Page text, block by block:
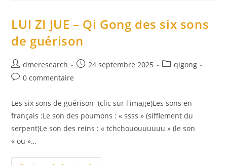
QiGong
Exercises
For
Pieces
Of
LUI ZI JUE – Qi Gong des six sons
de guérison
Auteur/autrice
de
dmeresearch
Publication
24 septembre 2025
Postqigong
Commentaires
la
publication :
0 commentaire
Les six sons de guérison (clic sur l'image)Les sons en
français :Le son des poumons : « ssss » (sifflement du
serpent)Le son des reins : « tchchououuuuuu » (le son
« ou »…